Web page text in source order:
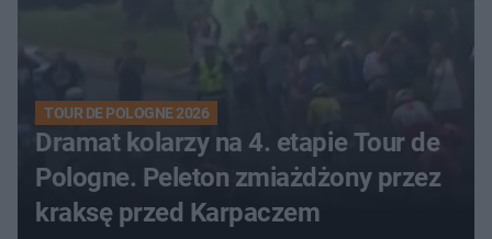
TOUR DE POLOGNE 2026
Dramat kolarzy na 4. etapie Tour de
Pologne. Peleton zmiażdżony przez
kraksę przed Karpaczem